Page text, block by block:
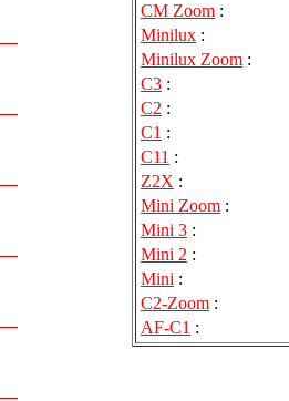
CM Zoom :
Minilux :
Minilux Zoom :
C3 :
C2 :
C1 :
C11 :
Z2X :
Mini Zoom :
Mini 3 :
Mini 2 :
Mini :
C2-Zoom :
AF-C1 :